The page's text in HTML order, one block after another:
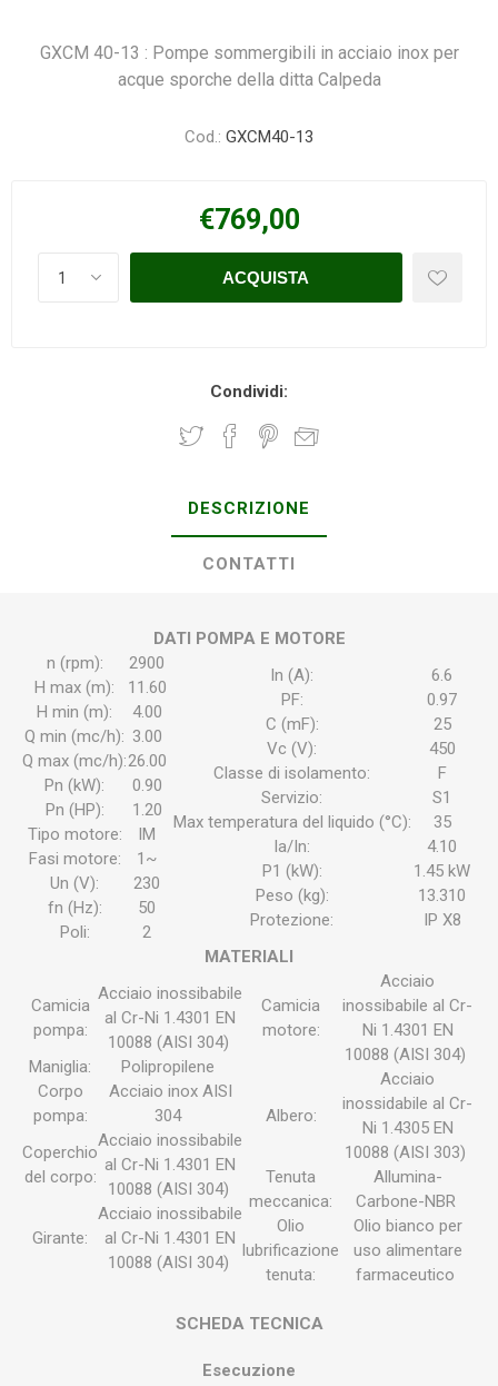
GXCM 40-13 : Pompe sommergibili in acciaio inox per
acque sporche della ditta Calpeda
Cod.: GXCM40-13
€769,00
Condividi:
DESCRIZIONE
CONTATTI
DATI POMPA E MOTORE
n (rpm):
2900
H max (m):
11.60
H min (m):
4.00
Q min (mc/h): 3.00
Q max (mc/h):26.00
Pn (kW):
0.90
Pn (HP):
1.20
Tipo motore:
IM
Fasi motore:
1~
Un (V):
230
fn (Hz):
50
Poli:
2
In (A):
6.6
PF:
0.97
C (mF):
25
Vc (V):
450
Classe di isolamento:
F
Servizio:
S1
Max temperatura del liquido (°C):
35
la/In:
4.10
P1 (kW):
1.45 kW
Peso (kg):
13.310
Protezione:
IP X8
MATERIALI
Camicia
pompa:
Acciaio inossibabile
al Cr-Ni 1.4301 EN
10088 (AISI 304)
Maniglia:
Polipropilene
Corpo
pompa:
Acciaio inox AISI
304
Coperchio
del corpo:
Acciaio inossibabile
al Cr-Ni 1.4301 EN
10088 (AISI 304)
Girante:
Acciaio inossibabile
al Cr-Ni 1.4301 EN
10088 (AISI 304)
Camicia
motore:
Acciaio
inossibabile al Cr-
Ni 1.4301 EN
10088 (AISI 304)
Albero:
Acciaio
inossidabile al Cr-
Ni 1.4305 EN
10088 (AISI 303)
Tenuta
meccanica:
Allumina-
Carbone-NBR
Olio
lubrificazione
tenuta:
Olio bianco per
uso alimentare
farmaceutico
SCHEDA TECNICA
Esecuzione